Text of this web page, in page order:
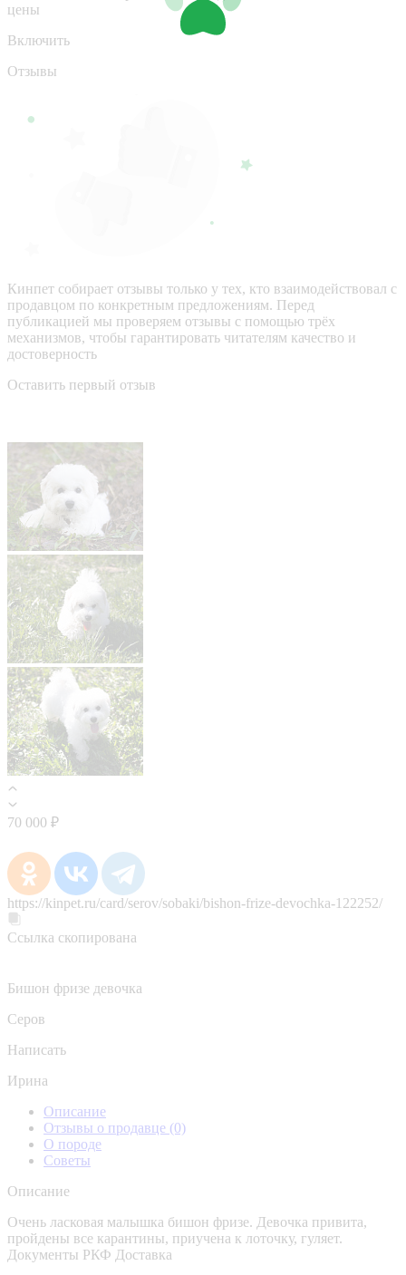
цены
Включить
Отзывы
Кинпет собирает отзывы только у тех, кто взаимодействовал с
продавцом по конкретным предложениям. Перед
публикацией мы проверяем отзывы с помощью трёх
механизмов, чтобы гарантировать читателям качество и
достоверность
Оставить первый отзыв
70 000 ₽
https://kinpet.ru/card/serov/sobaki/bishon-frize-devochka-122252/
Ссылка скопирована
Бишон фризе девочка
Серов
Написать
Ирина
Описание
Отзывы о продавце (0)
О породе
Советы
Описание
Очень ласковая малышка бишон фризе. Девочка привита,
пройдены все карантины, приучена к лоточку, гуляет.
Документы РКФ Доставка